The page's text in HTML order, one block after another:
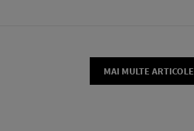
MAI MULTE ARTICOLE